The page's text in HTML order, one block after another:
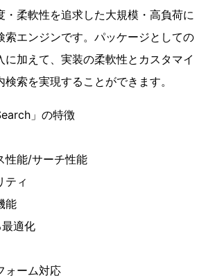
・柔軟性を追求した大規模・高負荷に
索エンジンです。パッケージとしての
に加えて、実装の柔軟性とカスタマイ
索を実現することができます。
」の特徴
性能/サーチ性能
ティ
能
最適化
ォーム対応